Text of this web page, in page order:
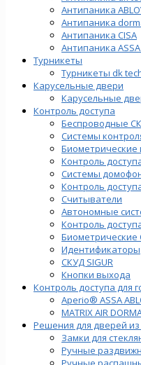
Антипаника
Антипаника
Антипаника СISA
Антипаника
Турникеты
Турникеты dk
Карусельные двери
Карусельные
Контроль доступа
Беспроводные
Системы
Биометрические
Контроль
Системы
Контроль
Считыватели
Автономные
Контроль
Биометрические
Идентификаторы
СКУД SIGUR
Кнопки выхода
Контроль доступа для
Aperio® ASSA
MATRIX AIR
Решения для дверей из
Замки для
Ручные